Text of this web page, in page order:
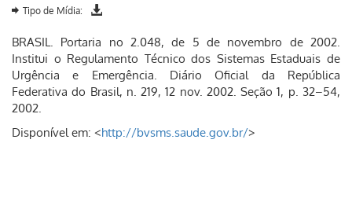
Tipo de Mídia:
BRASIL. Portaria no 2.048, de 5 de novembro de 2002.
Institui o Regulamento Técnico dos Sistemas Estaduais de
Urgência e Emergência. Diário Oficial da República
Federativa do Brasil, n. 219, 12 nov. 2002. Seção 1, p. 32–54,
2002.
Disponível em: <http://bvsms.saude.gov.br/>